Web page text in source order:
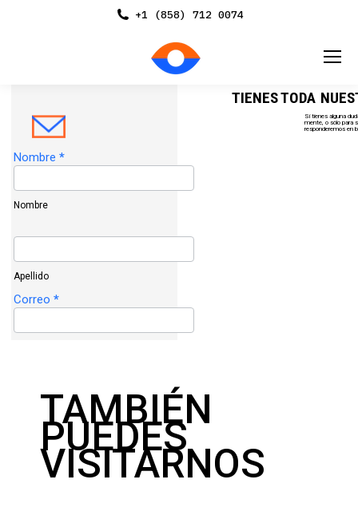
+1 (858) 712 0074
TIENES TODA
Si tienes alguna
mente, o sólo para
responderemos en
Contact
Us
Nombre *
Nombre
Apellido
Correo *
Duda/Pregunta/Mensaje*
TAMBIÉN
PUEDES
VISITARNOS